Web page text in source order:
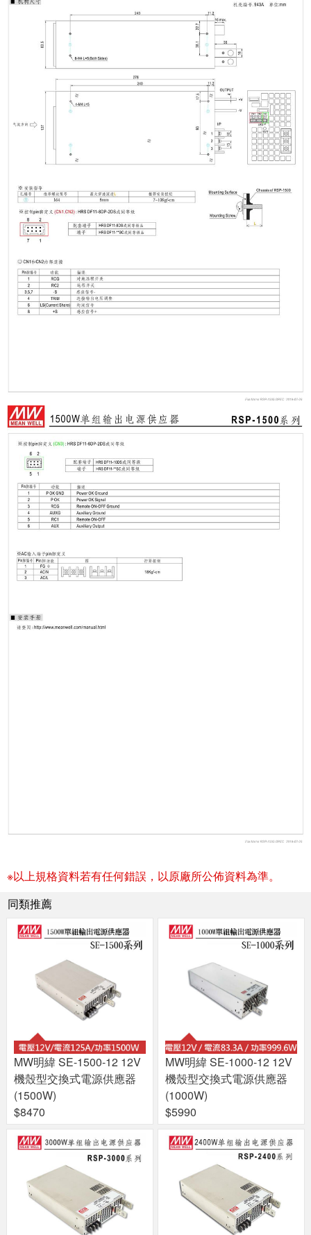
※以上規格資料若有任何錯誤，以原廠所公佈資料為準。
同類推薦
MW明緯 SE-1500-12 12V
機殼型交換式電源供應器
(1500W)
$8470
MW明緯 SE-1000-12 12V
機殼型交換式電源供應器
(1000W)
$5990